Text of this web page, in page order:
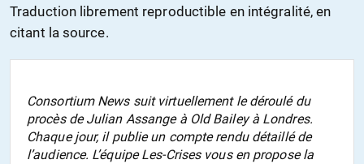
DON
Traduction librement reproductible en intégralité, en
citant la source.
Consortium News suit virtuellement le déroulé du
procès de Julian Assange à Old Bailey à Londres.
Chaque jour, il publie un compte rendu détaillé de
l’audience. L’équipeLes-Crisesvous en propose la